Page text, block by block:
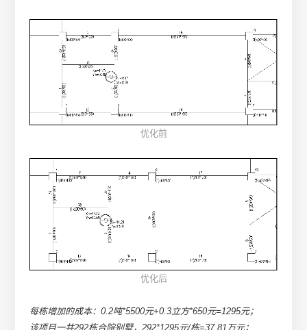
优化前
优化后
每栋增加的成本：0.2吨*5500元+0.3立方*650元=1295元；
该项目一共292栋合院别墅，292*1295元/栋=37.81万元；